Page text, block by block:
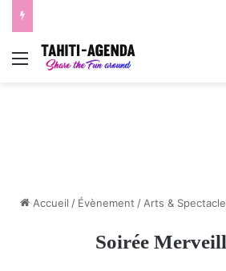
Menu
Accueil / Évènement / Arts &
Soirée